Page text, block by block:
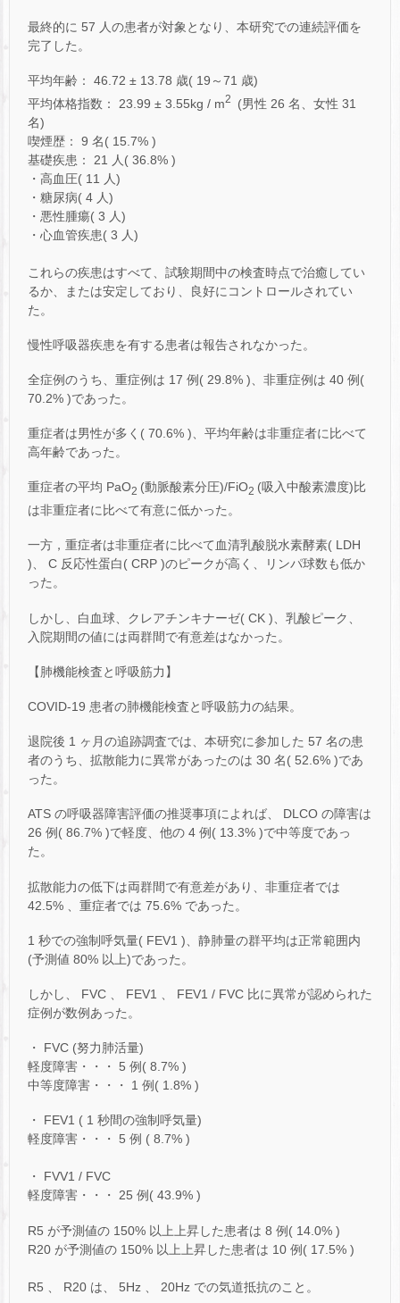
最終的に 57 人の患者が対象となり、本研究での連続評価を
完了した。
平均年齢： 46.72 ± 13.78 歳( 19～71 歳)
平均体格指数： 23.99 ± 3.55kg / m2
(男性 26 名、女性 31
名)
喫煙歴： 9 名( 15.7% )
基礎疾患： 21 人( 36.8% )
・高血圧( 11 人)
・糖尿病( 4 人)
・悪性腫瘍( 3 人)
・心血管疾患( 3 人)
これらの疾患はすべて、試験期間中の検査時点で治癒してい
るか、または安定しており、良好にコントロールされてい
た。
慢性呼吸器疾患を有する患者は報告されなかった。
全症例のうち、重症例は 17 例( 29.8% )、非重症例は 40 例(
70.2% )であった。
重症者は男性が多く( 70.6% )、平均年齢は非重症者に比べて
高年齢であった。
重症者の平均 PaO2 (動脈酸素分圧)/FiO2 (吸入中酸素濃度)比
は非重症者に比べて有意に低かった。
一方，重症者は非重症者に比べて血清乳酸脱水素酵素( LDH
)、 C 反応性蛋白( CRP )のピークが高く、リンパ球数も低か
った。
しかし、白血球、クレアチンキナーゼ( CK )、乳酸ピーク、
入院期間の値には両群間で有意差はなかった。
【肺機能検査と呼吸筋力】
COVID-19 患者の肺機能検査と呼吸筋力の結果。
退院後 1 ヶ月の追跡調査では、本研究に参加した 57 名の患
者のうち、拡散能力に異常があったのは 30 名( 52.6% )であ
った。
ATS の呼吸器障害評価の推奨事項によれば、 DLCO の障害は
26 例( 86.7% )で軽度、他の 4 例( 13.3% )で中等度であっ
た。
拡散能力の低下は両群間で有意差があり、非重症者では
42.5% 、重症者では 75.6% であった。
1 秒での強制呼気量( FEV1 )、静肺量の群平均は正常範囲内
(予測値 80% 以上)であった。
しかし、 FVC 、 FEV1 、 FEV1 / FVC 比に異常が認められた
症例が数例あった。
・ FVC (努力肺活量)
軽度障害・・・ 5 例( 8.7% )
中等度障害・・・ 1 例( 1.8% )
・ FEV1 ( 1 秒間の強制呼気量)
軽度障害・・・ 5 例 ( 8.7% )
・ FVV1 / FVC
軽度障害・・・ 25 例( 43.9% )
R5 が予測値の 150% 以上上昇した患者は 8 例( 14.0% )
R20 が予測値の 150% 以上上昇した患者は 10 例( 17.5% )
R5 、 R20 は、 5Hz 、 20Hz での気道抵抗のこと。